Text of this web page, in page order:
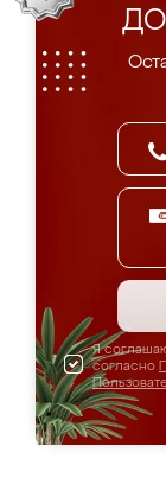
ДО
Я
согласно